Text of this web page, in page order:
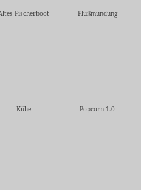
Fischerboot Flußmündung
Kühe
Popcorn 1.0